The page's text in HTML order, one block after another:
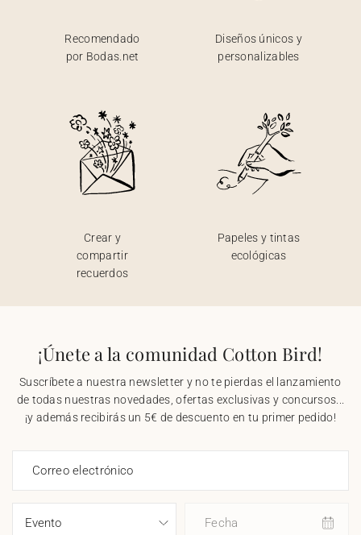
Recomendado
por Bodas.net
Diseños únicos y
personalizables
Crear y
compartir
recuerdos
Papeles y tintas
ecológicas
¡Únete a la comunidad Cotton Bird!
Suscríbete a nuestra newsletter y no te pierdas el lanzamiento
de todas nuestras novedades, ofertas exclusivas y concursos...
¡y además recibirás un 5€ de descuento en tu primer pedido!
Correo electrónico
Fecha